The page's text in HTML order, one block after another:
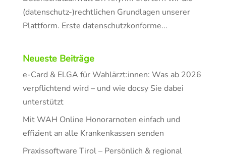
(datenschutz-)rechtlichen Grundlagen unserer
Plattform. Erste datenschutzkonforme...
Neueste Beiträge
e-Card & ELGA für Wahlärzt:innen: Was ab 2026
verpflichtend wird – und wie docsy Sie dabei
unterstützt
Mit WAH Online Honorarnoten einfach und
effizient an alle Krankenkassen senden
Praxissoftware Tirol – Persönlich & regional